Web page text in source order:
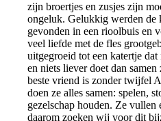
zijn broertjes en zusjes zijn
ongeluk. Gelukkig werden de
gevonden in een rioolbuis en
veel liefde met de fles
uitgegroeid tot een katertje
en niets liever doet dan
beste vriend is zonder twijfel
doen ze alles samen: spelen,
gezelschap houden. Ze vullen
daarom zoeken wij voor dit